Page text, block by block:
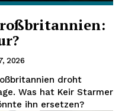
2026
droht
Was hat Keir Starmer
ihn ersetzen?